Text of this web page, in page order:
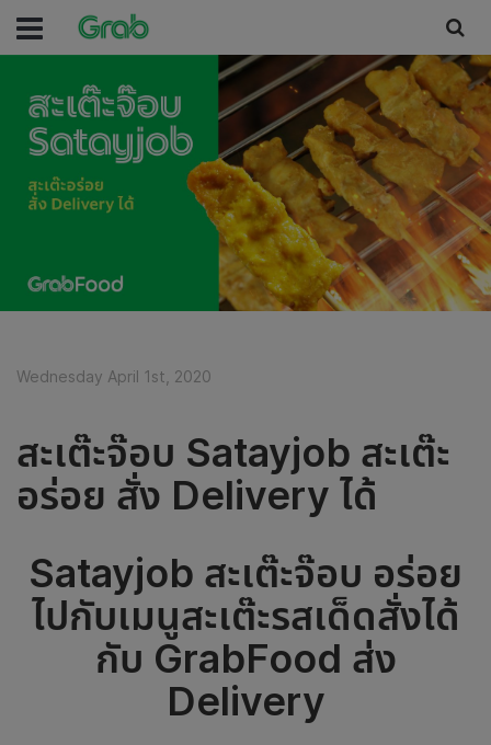
Wednesday April 1st, 2020
สะเต๊ะจ๊อบ Satayjob สะเต๊ะ
อร่อย สั่ง Delivery ได้
Satayjob สะเต๊ะจ๊อบ อร่อย
ไปกับเมนูสะเต๊ะรสเด็ดสั่งได้
กับ GrabFood ส่ง
Delivery